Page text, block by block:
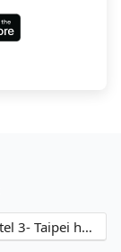
台中日月千禧酒店→町記憶旅店3館 Cho Hotel 3- Taipei hotel